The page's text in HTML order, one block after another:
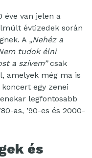
éve van jelen a
évtizedek során
A „Nehéz a
tudok élni
a szívem”csak
amelyek még ma is
egy zenei
legfontosabb
as, ’90-es és 2000-
és